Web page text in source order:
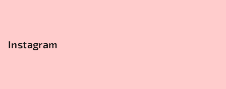
Instagram